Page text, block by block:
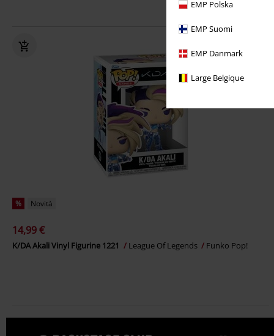
EMP Polska
EMP Suomi
EMP Danmark
Large Belgique
% Novità
14,99 €
K/DA Akali Vinyl Figurine 1221 League Of Legends Funko Pop!